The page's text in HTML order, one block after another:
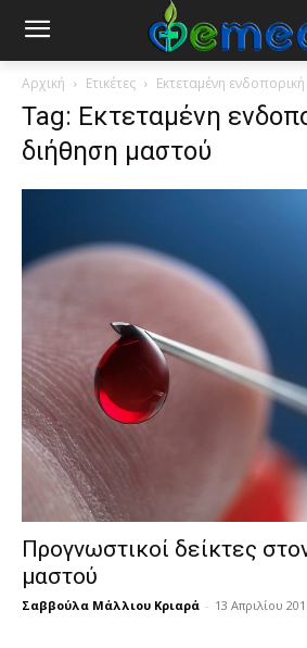
Αρχική Ετικέτες Εκτεταμένη
Tag: Εκτεταμένη
διήθηση μαστού
Προγνωστικοί δείκτες
μαστού
Σαββούλα Μάλλιου Κριαρά - 13 Απριλίου